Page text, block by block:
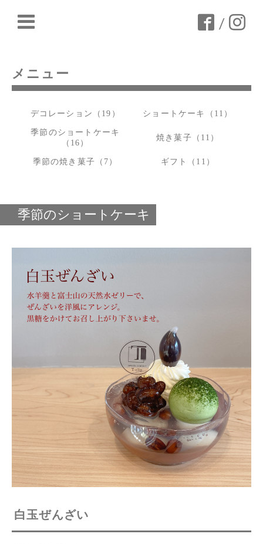
/
メニュー
デコレーション（19） ショートケーキ（11）
季節のショートケーキ
（16）
焼き菓子（11）
季節の焼き菓子（7） ギフト（11）
季節のショートケーキ
白玉ぜんざい